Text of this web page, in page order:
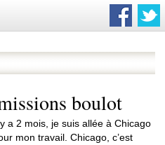
boulot
a 2 mois, je suis allée à Chicago
mon travail. Chicago, c’est